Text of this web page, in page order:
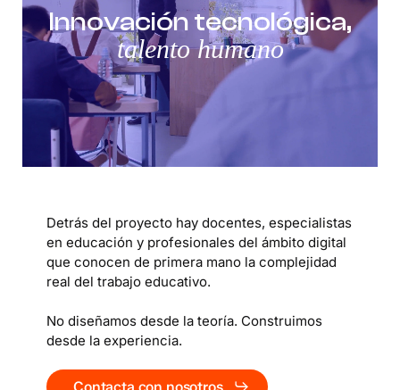
Innovación tecnológica,
talento humano
Detrás del proyecto hay docentes, especialistas
en educación y profesionales del ámbito digital
que conocen de primera mano la complejidad
real del trabajo educativo.
No diseñamos desde la teoría. Construimos
desde la experiencia.